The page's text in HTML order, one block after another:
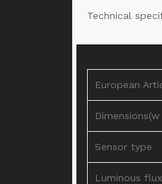
Technical
European
Sensor type
Luminous flux